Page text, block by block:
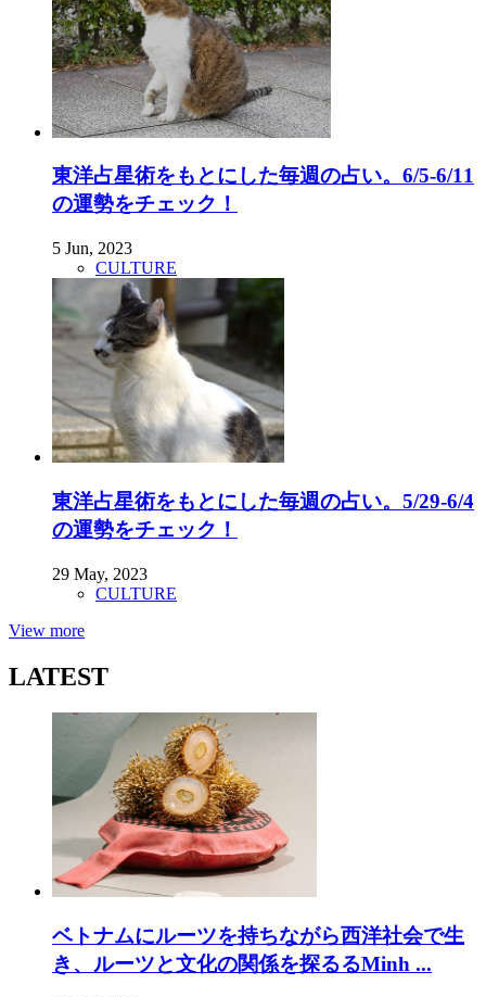
東洋占星術をもとにした毎週の占い。6/5-6/11
の運勢をチェック！
5 Jun, 2023
CULTURE
東洋占星術をもとにした毎週の占い。5/29-6/4
の運勢をチェック！
29 May, 2023
CULTURE
View more
LATEST
ベトナムにルーツを持ちながら西洋社会で生
き、ルーツと文化の関係を探るるMinh ...